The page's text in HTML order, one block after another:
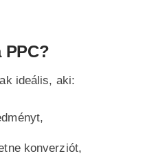
PPC?
ideális, aki:
konverziót,